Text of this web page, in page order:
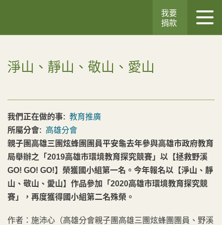
我要
捐款
淨山、靜山、敬山、愛山
我們正在做的事: 教育推廣
所屬分會: 高雄分會
親子團高雄三團炫蜂團團員平安龜去年參與高雄市政府教育
局舉辦之「2019高雄市環境教育探究競賽」以【拯救野溪
GO! GO! GO!】榮獲國小組第一名。今年報名以【淨山、靜
山、敬山、愛山】作品參加「2020高雄市環境教育探究競
賽」，再度獲得國小組第二名殊榮。
作者：施沛心（高雄分會親子團高雄三團炫蜂團團員、野溪